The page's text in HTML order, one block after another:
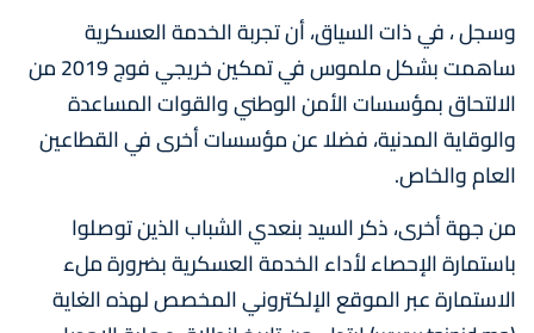
وسجل ، في ذات السياق، أن تجربة الخدمة العسكرية
ساهمت بشكل ملموس في تمكين خريجي فوج 2019 من
الالتحاق بمؤسسات الأمن الوطني والقوات المساعدة
والوقاية المدنية، فضلا عن مؤسسات أخرى في القطاعين
العام والخاص.
من جهة أخرى، ذكر السيد بنعدي الشباب الذين توصلوا
باستمارة الإحصاء لأداء الخدمة العسكرية بضرورة ملء
الاستمارة عبر الموقع الإلكتروني المخصص لهذه الغاية